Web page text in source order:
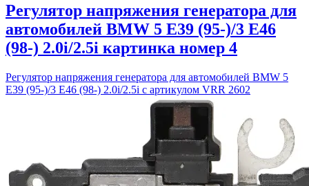
Регулятор напряжения генератора для
автомобилей BMW 5 E39 (95-)/3 E46
(98-) 2.0i/2.5i картинка номер 4
Регулятор напряжения генератора для автомобилей BMW 5
E39 (95-)/3 E46 (98-) 2.0i/2.5i с артикулом VRR 2602